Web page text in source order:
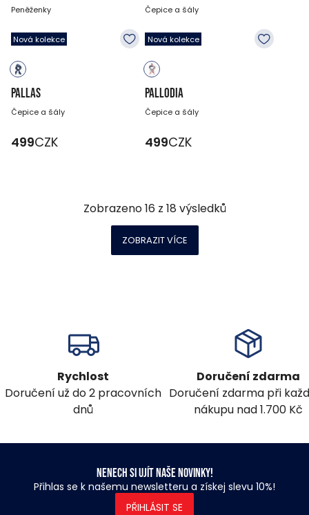
Peněženky
499CZK
Čepice a šály
499CZK
Nová kolekce
PALLAS
Čepice a šály
499CZK
Nová kolekce
PALLODIA
Čepice a šály
499CZK
Zobrazeno16 z 18 výsledků
ZOBRAZIT VÍCE
Rychlost
Doručení už do 2 pracovních
dnů
Doručení zdarma
Doručení zdarma při
nákupu nad 1.700 Kč
Nenech si ujít naše novinky!
Přihlas se k našemu newsletteru a získej slevu 10%!
PŘIHLÁSIT SE